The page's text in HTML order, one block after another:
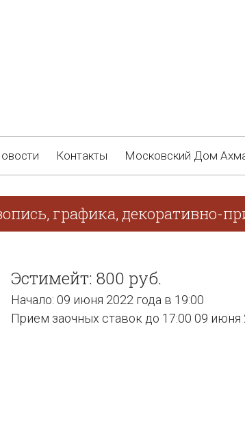
Контакты Московский Дом
графика, декоративно-
Эстимейт: 800 руб.
Начало: 09 июня 2022 года в 19:00
Прием заочных ставок до 17:00 09 июня